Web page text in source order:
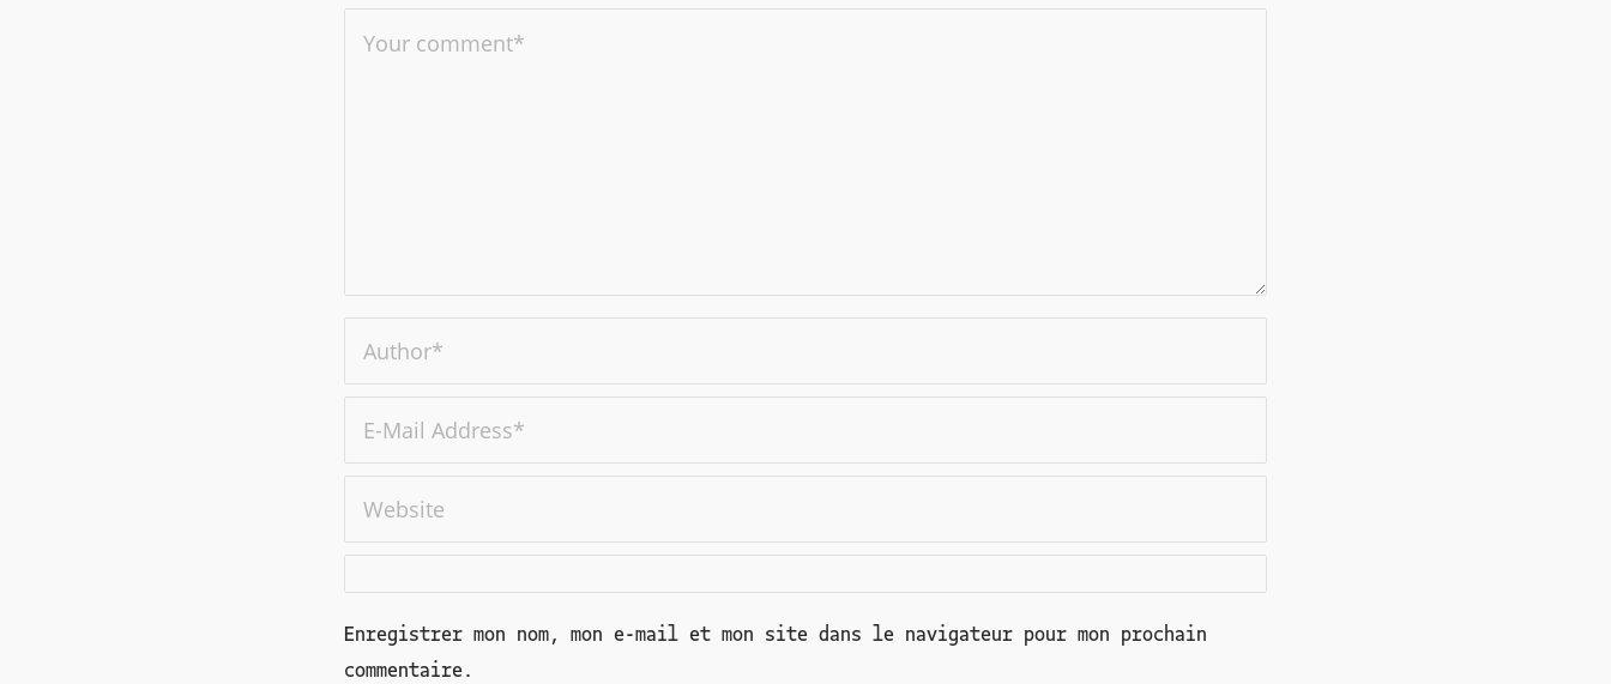
Enregistrer mon nom, mon e-mail et mon site dans le navigateur pour mon prochain
commentaire.